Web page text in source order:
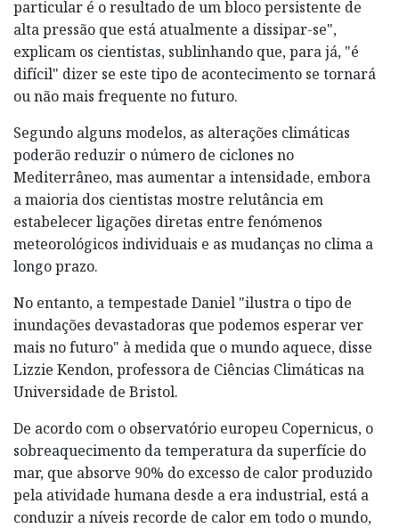
particular é o resultado de um bloco persistente de
alta pressão que está atualmente a dissipar-se",
explicam os cientistas, sublinhando que, para já, "é
difícil" dizer se este tipo de acontecimento se tornará
ou não mais frequente no futuro.
Segundo alguns modelos, as alterações climáticas
poderão reduzir o número de ciclones no
Mediterrâneo, mas aumentar a intensidade, embora
a maioria dos cientistas mostre relutância em
estabelecer ligações diretas entre fenómenos
meteorológicos individuais e as mudanças no clima a
longo prazo.
No entanto, a tempestade Daniel "ilustra o tipo de
inundações devastadoras que podemos esperar ver
mais no futuro" à medida que o mundo aquece, disse
Lizzie Kendon, professora de Ciências Climáticas na
Universidade de Bristol.
De acordo com o observatório europeu Copernicus, o
sobreaquecimento da temperatura da superfície do
mar, que absorve 90% do excesso de calor produzido
pela atividade humana desde a era industrial, está a
conduzir a níveis recorde de calor em todo o mundo,